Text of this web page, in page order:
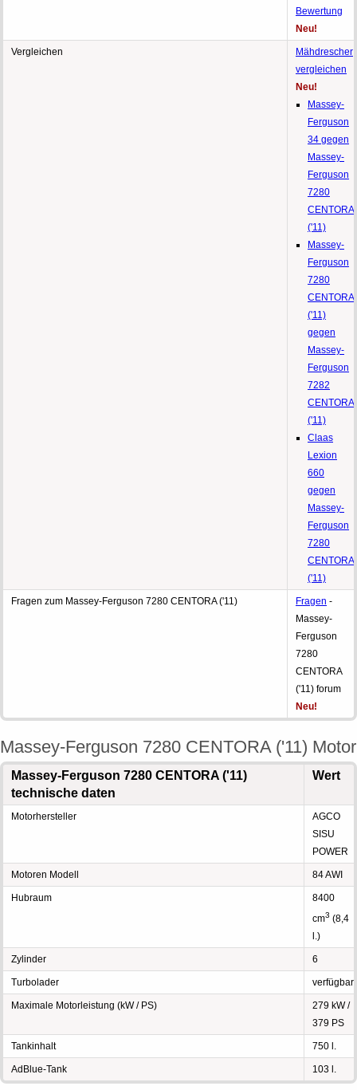
Bewertung
Neu!
Vergleichen
Mähdrescher
vergleichen
Neu!
Massey-
Ferguson
34 gegen
Massey-
Ferguson
7280
CENTORA
('11)
Massey-
Ferguson
7280
CENTORA
('11)
gegen
Massey-
Ferguson
7282
CENTORA
('11)
Claas
Lexion
660
gegen
Massey-
Ferguson
7280
CENTORA
('11)
Fragen zum Massey-Ferguson 7280 CENTORA ('11) Fragen -
Massey-
Ferguson
7280
CENTORA
('11) forum
Neu!
Massey-Ferguson 7280 CENTORA ('11) Motor
Massey-Ferguson 7280 CENTORA ('11)
technische daten
Wert
Motorhersteller
AGCO
SISU
POWER
Motoren Modell 84 AWI
Hubraum
8400
cm3 (8,4
l.)
Zylinder 6
Turbolader verfügbar
Maximale Motorleistung (kW / PS)
279 kW /
379 PS
Tankinhalt 750 l.
AdBlue-Tank 103 l.